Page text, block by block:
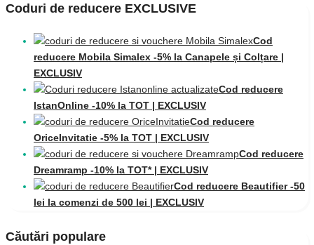
Coduri de reducere EXCLUSIVE
Cod
reducere Mobila Simalex -5% la Canapele și Colțare |
EXCLUSIV
Cod reducere
IstanOnline -10% la TOT | EXCLUSIV
Cod reducere
OriceInvitatie -5% la TOT | EXCLUSIV
Cod reducere
Dreamramp -10% la TOT* | EXCLUSIV
Cod reducere Beautifier -50
lei la comenzi de 500 lei | EXCLUSIV
Căutări populare